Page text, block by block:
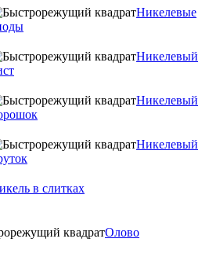
Никелевые
Никелевый
Никелевый
Никелевый
в слитках
Олово